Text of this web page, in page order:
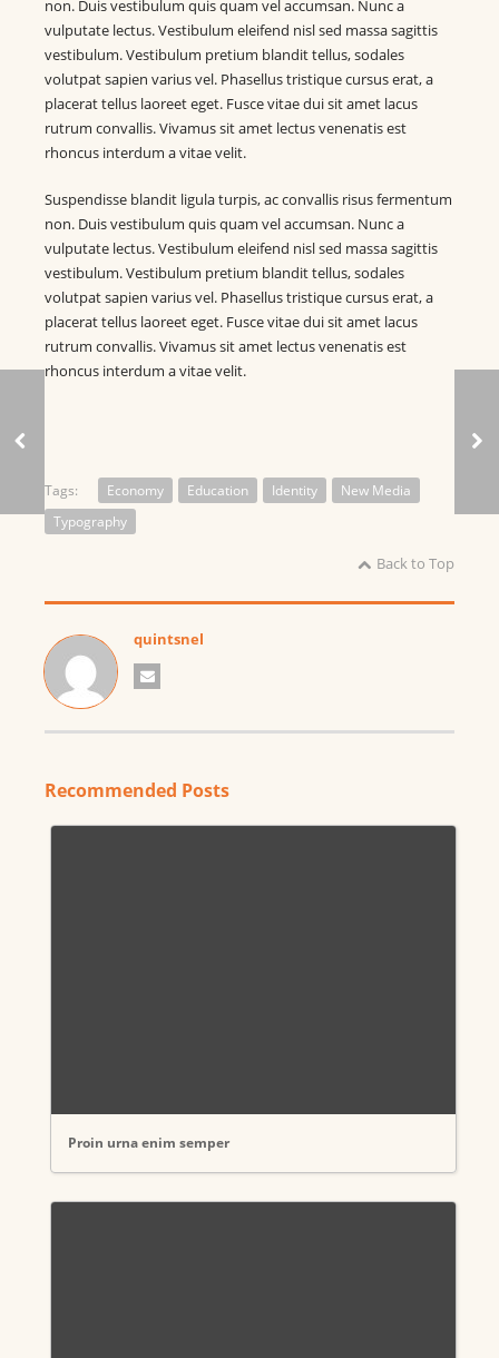
non. Duis vestibulum quis quam vel accumsan. Nunc a
vulputate lectus. Vestibulum eleifend nisl sed massa sagittis
vestibulum. Vestibulum pretium blandit tellus, sodales
volutpat sapien varius vel. Phasellus tristique cursus erat, a
placerat tellus laoreet eget. Fusce vitae dui sit amet lacus
rutrum convallis. Vivamus sit amet lectus venenatis est
rhoncus interdum a vitae velit.
Suspendisse blandit ligula turpis, ac convallis risus fermentum
non. Duis vestibulum quis quam vel accumsan. Nunc a
vulputate lectus. Vestibulum eleifend nisl sed massa sagittis
vestibulum. Vestibulum pretium blandit tellus, sodales
volutpat sapien varius vel. Phasellus tristique cursus erat, a
placerat tellus laoreet eget. Fusce vitae dui sit amet lacus
rutrum convallis. Vivamus sit amet lectus venenatis est
rhoncus interdum a vitae velit.
Tags: Economy Education Identity
New Media
Typography
Back to Top
quintsnel
Recommended Posts
Proin urna enim semper